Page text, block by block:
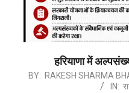
हरियाणा में
2026-
BY: RAKESH SHARMA
IN: